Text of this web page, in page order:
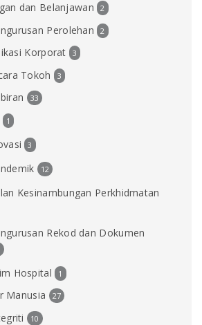
dan Belanjawan 2
Perolehan 2
Korporat 3
Tokoh 3
33
1
3
12
Kesinambungan Perkhidmatan
Rekod dan Dokumen
Hospital 1
Manusia 27
10